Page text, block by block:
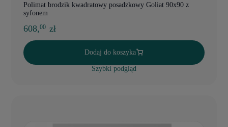
Polimat brodzik kwadratowy posadzkowy Goliat 90x90 z
syfonem
608,00 zł
Dodaj do koszyka
Szybki podgląd